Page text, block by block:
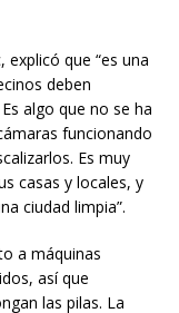
explicó que “es una
deben
algo que no se ha
funcionando
Es muy
casas y locales, y
ciudad limpia”.
a máquinas
así que
las pilas. La